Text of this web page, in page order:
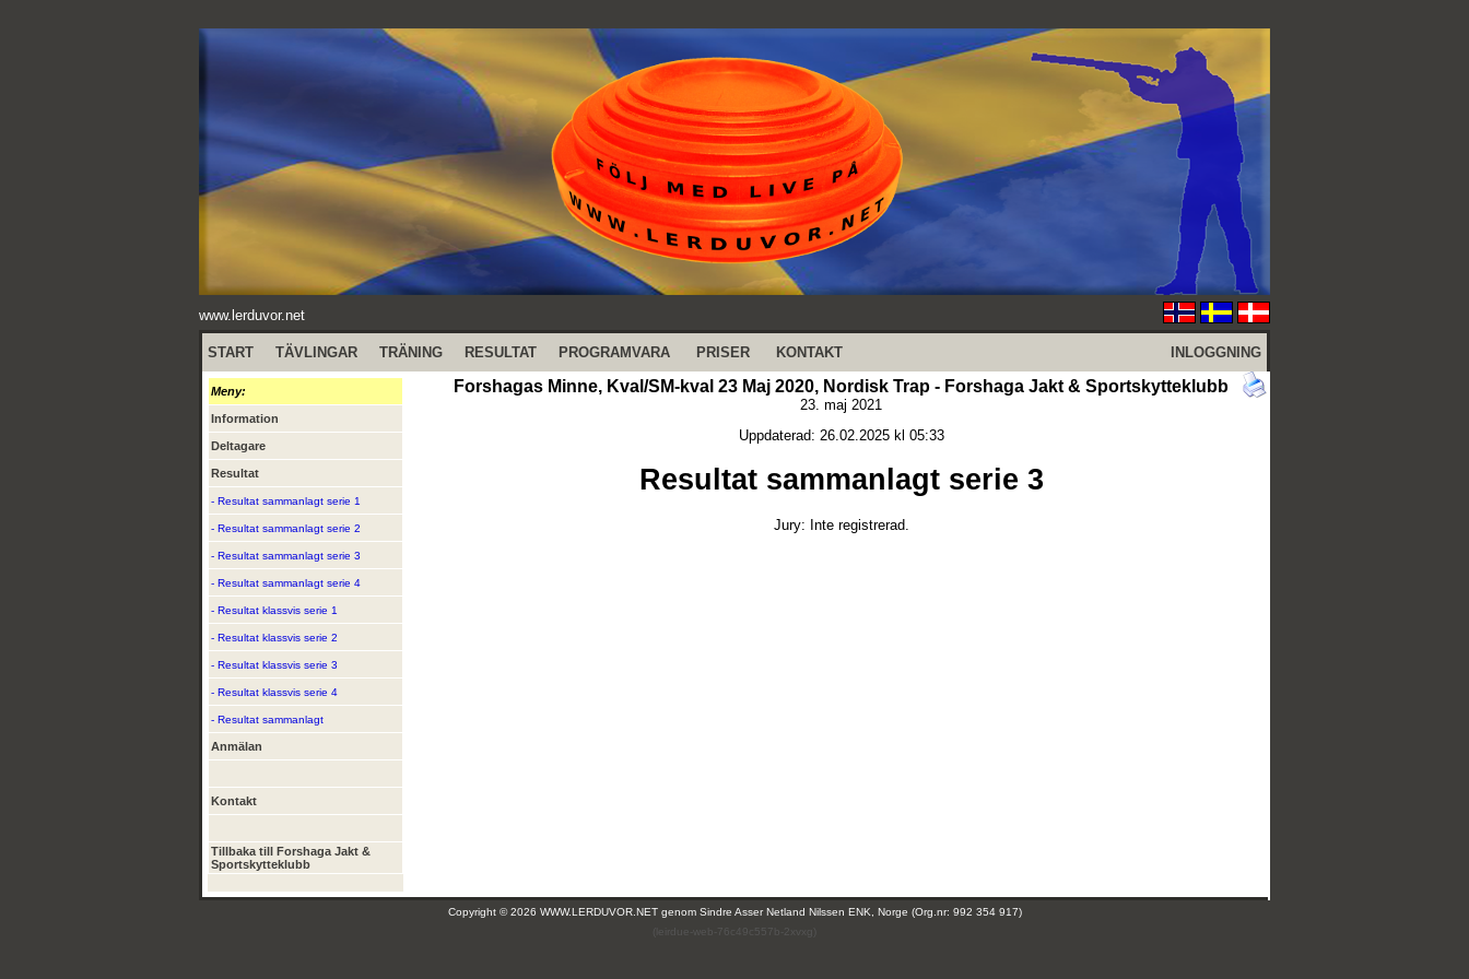
www.lerduvor.net
START TÄVLINGAR TRÄNING RESULTAT PROGRAMVARA PRISER KONTAKT INLOGGNING
Meny:
Information
Deltagare
Resultat
- Resultat sammanlagt serie 1
- Resultat sammanlagt serie 2
- Resultat sammanlagt serie 3
- Resultat sammanlagt serie 4
- Resultat klassvis serie 1
- Resultat klassvis serie 2
- Resultat klassvis serie 3
- Resultat klassvis serie 4
- Resultat sammanlagt
Anmälan
Kontakt
Tillbaka till Forshaga Jakt &
Sportskytteklubb
Forshagas Minne, Kval/SM-kval 23 Maj 2020, Nordisk Trap - Forshaga Jakt & Sportskytteklubb
23. maj 2021
Uppdaterad: 26.02.2025 kl 05:33
Resultat sammanlagt serie 3
Jury: Inte registrerad.
Copyright © 2026 WWW.LERDUVOR.NET genom Sindre Asser Netland Nilssen ENK, Norge (Org.nr: 992 354 917)
(leirdue-web-76c49c557b-2xvxg)